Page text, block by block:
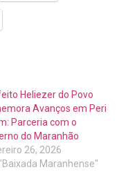
Heliezer do Povo
Avanços em Peri
Parceria com o
do Maranhão
26, 2026
Maranhense"